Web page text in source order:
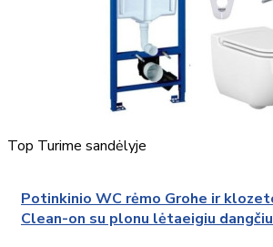
Top Turime sandėlyje
Potinkinio WC rėmo Grohe ir
Clean-on su plonu lėtaeigiu